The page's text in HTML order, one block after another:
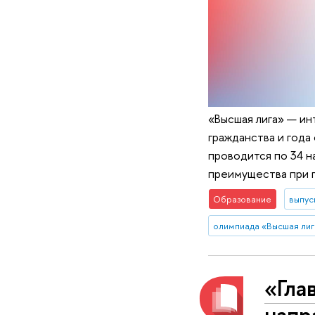
«Высшая лига» —
гражданства и
проводится по 34
преимущества при
Образование
олимпиада «Высшая